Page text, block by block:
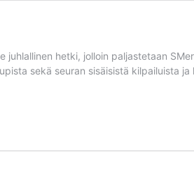
hetki, jolloin paljastetaan
sekä seuran sisäisistä